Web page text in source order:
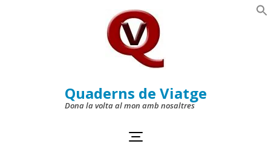
Quaderns de Viatge
Dona la volta al mon amb nosaltres